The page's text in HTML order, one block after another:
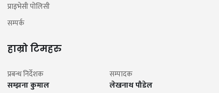
प्राइभेसी पोलिसी
सम्पर्क
हाम्रो टिमहरु
प्रबन्ध निर्देशक
सम्झना कुमाल
सम्पादक
लेखनाथ पौडेल